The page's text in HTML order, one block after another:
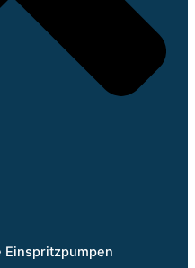
Einspritzpumpen